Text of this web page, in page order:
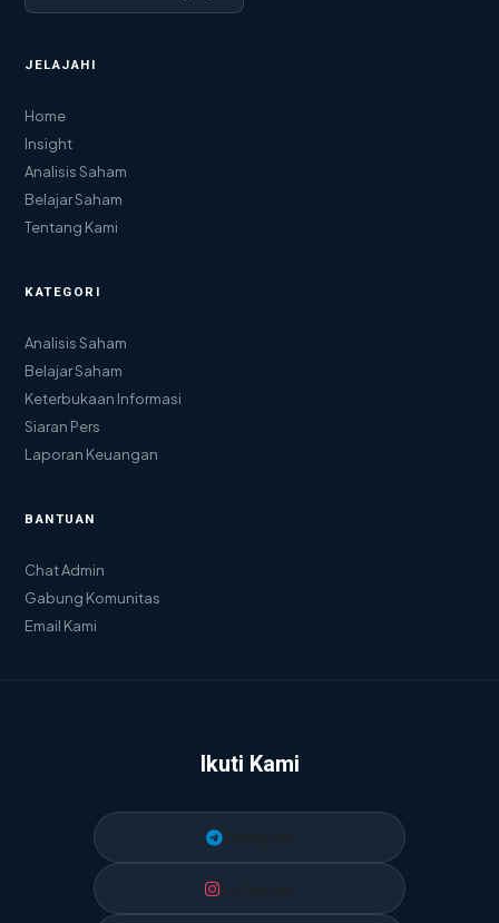
JELAJAHI
Home
Insight
Analisis Saham
Belajar Saham
Tentang Kami
KATEGORI
Analisis Saham
Belajar Saham
Keterbukaan Informasi
Siaran Pers
Laporan Keuangan
BANTUAN
Chat Admin
Gabung Komunitas
Email Kami
Ikuti Kami